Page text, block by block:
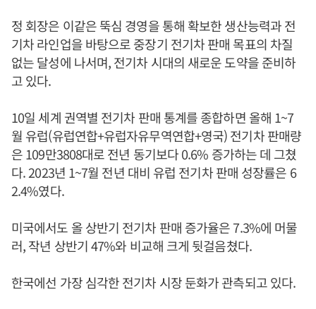
정 회장은 이같은 뚝심 경영을 통해 확보한 생산능력과 전
기차 라인업을 바탕으로 중장기 전기차 판매 목표의 차질
없는 달성에 나서며, 전기차 시대의 새로운 도약을 준비하
고 있다.
10일 세계 권역별 전기차 판매 통계를 종합하면 올해 1~7
월 유럽(유럽연합+유럽자유무역연합+영국) 전기차 판매량
은 109만3808대로 전년 동기보다 0.6% 증가하는 데 그쳤
다. 2023년 1~7월 전년 대비 유럽 전기차 판매 성장률은 6
2.4%였다.
미국에서도 올 상반기 전기차 판매 증가율은 7.3%에 머물
러, 작년 상반기 47%와 비교해 크게 뒷걸음쳤다.
한국에선 가장 심각한 전기차 시장 둔화가 관측되고 있다.